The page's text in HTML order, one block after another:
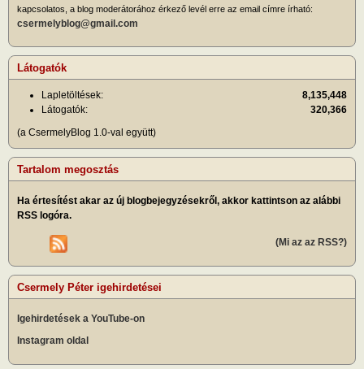
kapcsolatos, a blog moderátorához érkező levél erre az email címre írható:
csermelyblog@gmail.com
Látogatók
Lapletöltések:
8,135,448
Látogatók:
320,366
(a CsermelyBlog 1.0-val együtt)
Tartalom megosztás
Ha értesítést akar az új blogbejegyzésekről, akkor kattintson az alábbi
RSS logóra.
(Mi az az RSS?)
Csermely Péter igehirdetései
Igehirdetések a YouTube-on
Instagram oldal